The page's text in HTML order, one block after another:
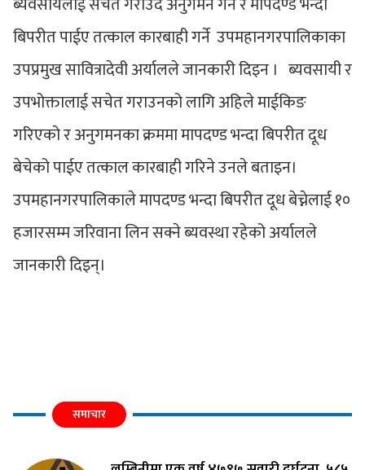
बिपरीत पाईए तत्काल कारबाही गर्ने उपमहानगरपालिकाका
उपप्रमुख सावित्रादेवी अर्यालले जानकारी दिइन । ब्यवसायी र
उपभोक्तालाई सचेत गराउनको लागि अहिले माईकिङ
गरिएको र अनुगमनका क्रममा मापदण्ड भन्दा बिपरीत दूध
बेचेको पाईए तत्काल कारबाही गरिने उनले बताइन।
उपमहानगरपालिकाले मापदण्ड भन्दा बिपरीत दूध बेच्नेलाई १०
हजारसम्म जरिवाना लिन सक्ने ब्यवस्था रहेको अर्यालले
जानकारी दिइन्।
समाचार